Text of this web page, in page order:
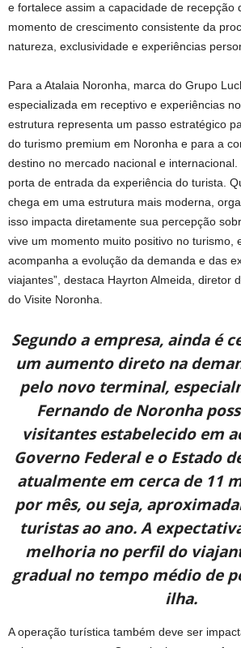
e fortalece assim a capacidade de recepção
momento de crescimento consistente da
natureza, exclusividade e experiências
Para a Atalaia Noronha, marca do Grupo
especializada em receptivo e experiências
estrutura representa um passo estratégico
do turismo premium em Noronha e para a
destino no mercado nacional e internacional.
porta de entrada da experiência do turista.
chega em uma estrutura mais moderna,
isso impacta diretamente sua percepção
vive um momento muito positivo no turismo,
acompanha a evolução da demanda e das
viajantes”, destaca Hayrton Almeida, diretor
do Visite Noronha.
Segundo a empresa, ainda é
um aumento direto na
pelo novo terminal,
Fernando de Noronha
visitantes estabelecido em
Governo Federal e o Estado
atualmente em cerca de 11
por mês, ou seja,
turistas ao ano. A
melhoria no perfil do
gradual no tempo médio de
ilha.
A operação turística também deve ser